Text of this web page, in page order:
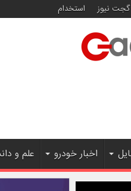
گجت نیوز استخدام
اخبار خودرو علم و